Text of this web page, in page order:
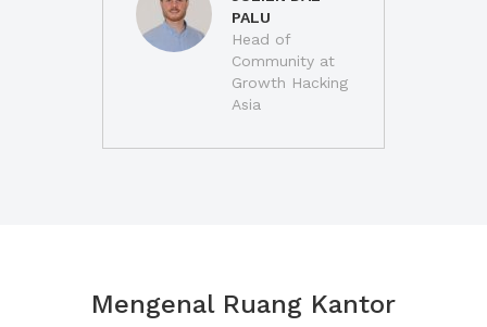
PALU
Head of
Community at
Growth Hacking
Asia
Mengenal Ruang Kantor